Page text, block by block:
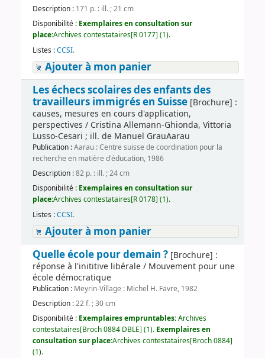
Description : 171 p. : ill. ; 21 cm
Disponibilité : Exemplaires en consultation sur
place:Archives contestataires[R 0177] (1).
Listes :CCSI.
Ajouter à mon panier
Les échecs scolaires des enfants des
travailleurs immigrés en Suisse[Brochure] :
causes, mesures en cours d'application,
perspectives / Cristina Allemann-Ghionda, Vittoria
Lusso-Cesari ; ill. de Manuel GrauAarau
Publication :Aarau : Centre suisse de coordination pour la
recherche en matière d'éducation, 1986
Description :82 p. : ill. ; 24 cm
Disponibilité : Exemplaires en consultation sur
place:Archives contestataires[R 0178] (1).
Listes :CCSI.
Ajouter à mon panier
Quelle école pour demain ?[Brochure] :
réponse à l'inititive libérale / Mouvement pour une
école démocratique
Publication : Meyrin-Village : Michel H. Favre, 1982
Description :22 f. ; 30 cm
Disponibilité : Exemplaires empruntables:Archives
contestataires[Broch 0884 DBLE] (1). Exemplaires en
consultation sur place:Archives contestataires[Broch 0884]
(1).